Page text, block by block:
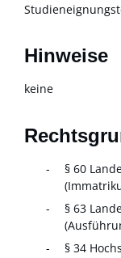
Hinweise
keine
§ 60
§ 63
§ 34